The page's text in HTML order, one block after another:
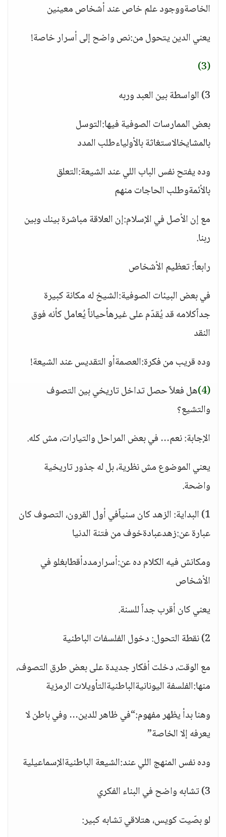
الخاصةووجود علم خاص عند أشخاص معينين
يعني الدين يتحول من:نص واضح إلى أسرار خاصة!
(3)
3) الواسطة بين العبد وربه
بعض الممارسات الصوفية فيها:التوسل
بالمشايخالاستغاثة بالأولياءطلب المدد
وده يفتح نفس الباب اللي عند الشيعة:التعلق
بالأئمةوطلب الحاجات منهم
مع إن الأصل في الإسلام:إن العلاقة مباشرة بينك وبين
ربنا.
رابعاً: تعظيم الأشخاص
في بعض البيئات الصوفية:الشيخ له مكانة كبيرة
جداًكلامه قد يُقدّم على غيرهأحياناً يُعامل كأنه فوق
النقد
وده قريب من فكرة:العصمةأو التقديس عند الشيعة!
(4) هل فعلاً حصل تداخل تاريخي بين التصوف
والتشيع؟
الإجابة: نعم… في بعض المراحل والتيارات، مش كله.
يعني الموضوع مش نظرية، بل له جذور تاريخية
واضحة.
1) البداية: الزهد كان سنياًفي أول القرون، التصوف كان
عبارة عن:زهدعبادةخوف من فتنة الدنيا
ومكانش فيه الكلام ده عن:أسرارمددأقطابغلو في
الأشخاص
يعني كان أقرب جداً للسنة.
2) نقطة التحول: دخول الفلسفات الباطنية
مع الوقت، دخلت أفكار جديدة على بعض طرق التصوف،
منها:الفلسفة اليونانيةالباطنيةالتأويلات الرمزية
وهنا بدأ يظهر مفهوم:“في ظاهر للدين… وفي باطن لا
يعرفه إلا الخاصة”
وده نفس المنهج اللي عند:الشيعة الباطنيةالإسماعيلية
3) تشابه واضح في البناء الفكري
لو بصّيت كويس، هتلاقي تشابه كبير: